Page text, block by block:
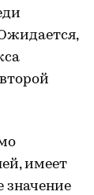
имеет
значение